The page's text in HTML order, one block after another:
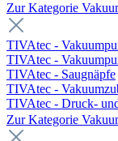
Zur Kategorie
TIVAtec -
TIVAtec -
TIVAtec - Saugnäpfe
TIVAtec -
TIVAtec - Druck-
Zur Kategorie